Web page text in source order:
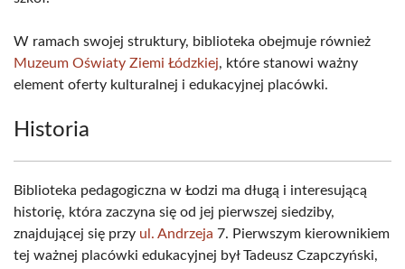
W ramach swojej struktury, biblioteka obejmuje również
Muzeum Oświaty Ziemi Łódzkiej, które stanowi ważny
element oferty kulturalnej i edukacyjnej placówki.
Historia
Biblioteka pedagogiczna w Łodzi ma długą i interesującą
historię, która zaczyna się od jej pierwszej siedziby,
znajdującej się przy ul. Andrzeja 7. Pierwszym kierownikiem
tej ważnej placówki edukacyjnej był Tadeusz Czapczyński,